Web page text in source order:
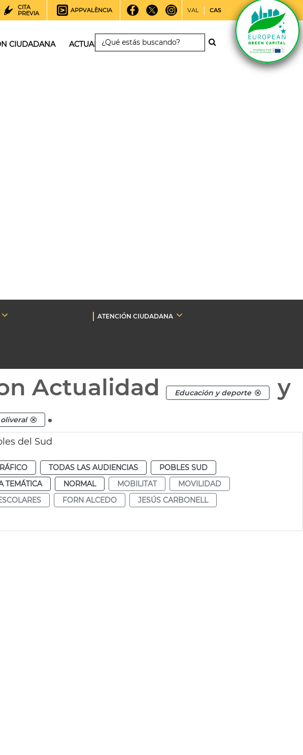
CITA
PREVIA
APPVALÈNCIA VAL CAS
CIUDADANA ACTUALIDAD
ATENCIÓN CIUDADANA
Actualidad Educación y deporte
y
.
del Sud
TODAS LAS AUDIENCIAS
POBLES SUD
TEMÁTICA NORMAL MOBILITAT
MOVILIDAD
FORN ALCEDO
JESÚS CARBONELL